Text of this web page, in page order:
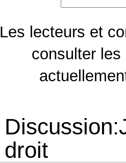
Les lecteurs et
consulter les
droit